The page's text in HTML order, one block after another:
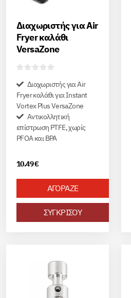
Διαχωριστής για Air
Fryer καλάθι
VersaZone
Διαχωριστής για Air
Fryer καλάθι για Instant
Vortex Plus VersaZone
Αντικολλητική
επίστρωση PTFE, χωρίς
PFOA και BPA
10.49€
ΑΓΟΡΑΖΕ
ΣΥΓΚΡΙΣΟΥ